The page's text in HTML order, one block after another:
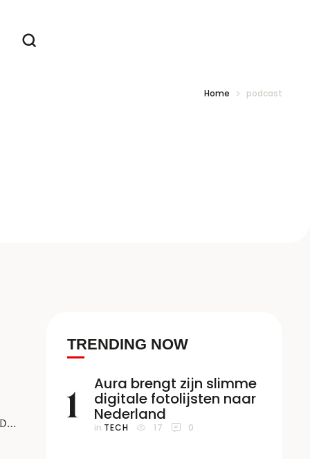
Home podcast
TRENDING NOW
1
Aura brengt zijn slimme
digitale fotolijsten naar
Nederland
in TECH 17 0